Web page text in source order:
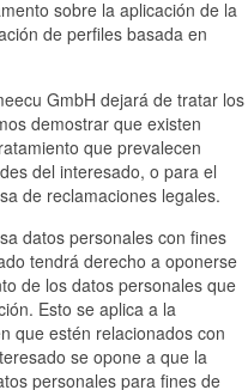
sobre la aplicación de la
de perfiles basada en
GmbH dejará de tratar los
demostrar que existen
que prevalecen
del interesado, o para el
de reclamaciones legales.
datos personales con fines
tendrá derecho a oponerse
de los datos personales que
Esto se aplica a la
que estén relacionados con
se opone a que la
personales para fines de